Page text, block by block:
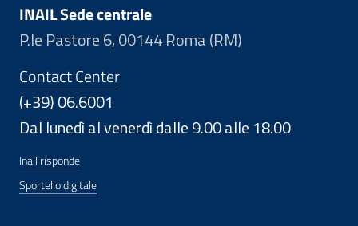
INAIL Sede centrale
P.le Pastore 6, 00144 Roma (RM)
Contact Center
(+39) 06.6001
Dal lunedì al venerdì dalle 9.00 alle 18.00
Inail risponde
Sportello digitale